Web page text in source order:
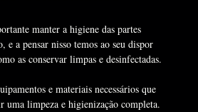
manter a higiene das partes
e a pensar nisso temos ao seu dispor
as conservar limpas e desinfectadas.
e materiais necessários que
uma limpeza e higienização completa.